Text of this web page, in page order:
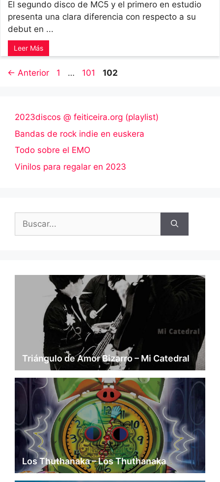
El segundo disco de MC5 y el primero en estudio
presenta una clara diferencia con respecto a su
debut en ...
Leer Más
← Anterior Página
1 … Página
101 Página
102
2023discos @ feiticeira.org (playlist)
Bandas de rock indie en euskera
Todo sobre el EMO
Vinilos para regalar en 2023
Triángulo de Amor Bizarro – Mi Catedral
Los Thuthanaka – Los Thuthanaka